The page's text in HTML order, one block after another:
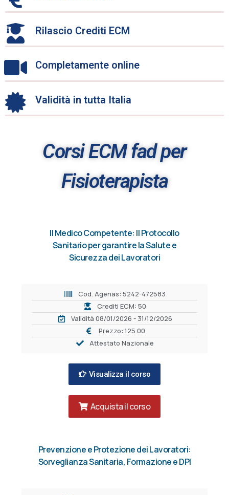
Rilascio Crediti ECM
Completamente online
Validità in tutta Italia
Corsi ECM fad per
Fisioterapista
Il Medico Competente: Il Protocollo
Sanitario per garantire la Salute e
Sicurezza dei Lavoratori
Cod. Agenas: 5242-472583
Crediti ECM: 50
Validità 08/01/2026 - 31/12/2026
Prezzo: 125.00
Attestato Nazionale
Visualizza il corso
Acquista il corso
Prevenzione e Protezione dei Lavoratori:
Sorveglianza Sanitaria, Formazione e DPI